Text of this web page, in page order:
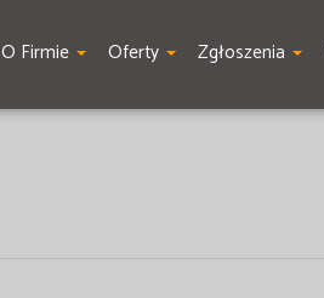
O Firmie Oferty Zgłoszenia